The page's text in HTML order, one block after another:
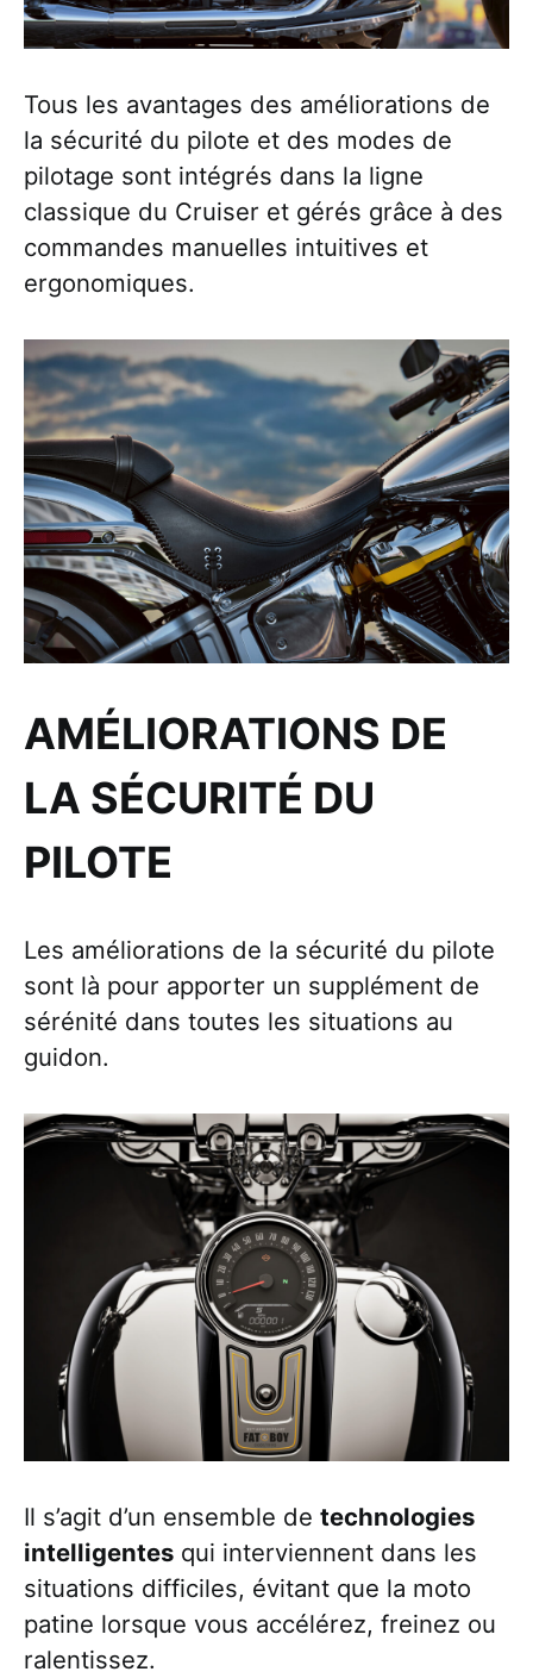
Tous les avantages des améliorations de
la sécurité du pilote et des modes de
pilotage sont intégrés dans la ligne
classique du Cruiser et gérés grâce à des
commandes manuelles intuitives et
ergonomiques.
AMÉLIORATIONS DE
LA SÉCURITÉ DU
PILOTE
Les améliorations de la sécurité du pilote
sont là pour apporter un supplément de
sérénité dans toutes les situations au
guidon.
Il s’agit d’un ensemble de technologies
intelligentes qui interviennent dans les
situations difficiles, évitant que la moto
patine lorsque vous accélérez, freinez ou
ralentissez.